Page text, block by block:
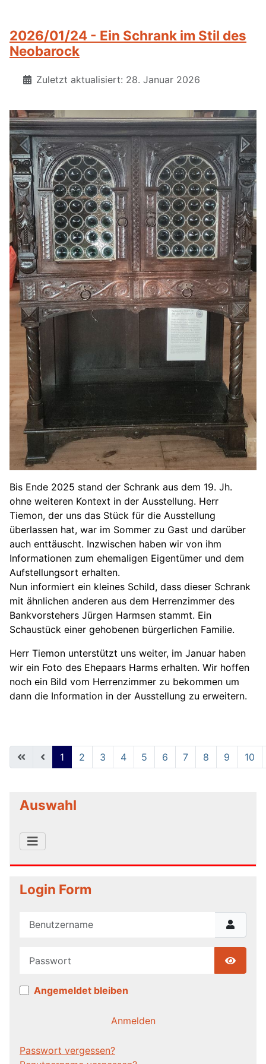
2026/01/24 - Ein Schrank im Stil des
Neobarock
Zuletzt aktualisiert: 28. Januar 2026
Bis Ende 2025 stand der Schrank aus dem 19. Jh.
ohne weiteren Kontext in der Ausstellung. Herr
Tiemon, der uns das Stück für die Ausstellung
überlassen hat, war im Sommer zu Gast und darüber
auch enttäuscht. Inzwischen haben wir von ihm
Informationen zum ehemaligen Eigentümer und dem
Aufstellungsort erhalten.
Nun informiert ein kleines Schild, dass dieser Schrank
mit ähnlichen anderen aus dem Herrenzimmer des
Bankvorstehers Jürgen Harmsen stammt. Ein
Schaustück einer gehobenen bürgerlichen Familie.
Herr Tiemon unterstützt uns weiter, im Januar haben
wir ein Foto des Ehepaars Harms erhalten. Wir hoffen
noch ein Bild vom Herrenzimmer zu bekommen um
dann die Information in der Ausstellung zu erweitern.
Seite 1 von 14
1 2 3 4 5 6 7 8 9 10
Auswahl
Login Form
Benutzername
Show
Angemeldet bleiben
Anmelden
Passwort vergessen?